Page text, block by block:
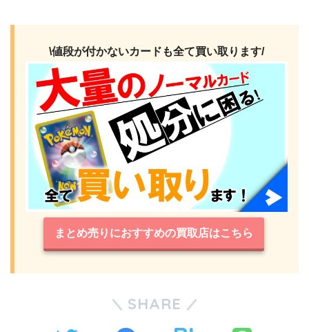
\値段が付かないカードも全て買い取ります/
まとめ売りにおすすめの買取店はこちら
SHARE